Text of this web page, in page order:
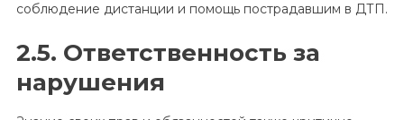
соблюдение дистанции и помощь пострадавшим в ДТП.
2.5. Ответственность за
нарушения